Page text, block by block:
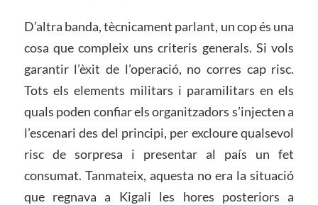
D’altra banda, tècnicament parlant, un cop és una
cosa que compleix uns criteris generals. Si vols
garantir l’èxit de l’operació, no corres cap risc.
Tots els elements militars i paramilitars en els
quals poden confiar els organitzadors s’injecten a
l’escenari des del principi, per excloure qualsevol
risc de sorpresa i presentar al país un fet
consumat. Tanmateix, aquesta no era la situació
que regnava a Kigali les hores posteriors a